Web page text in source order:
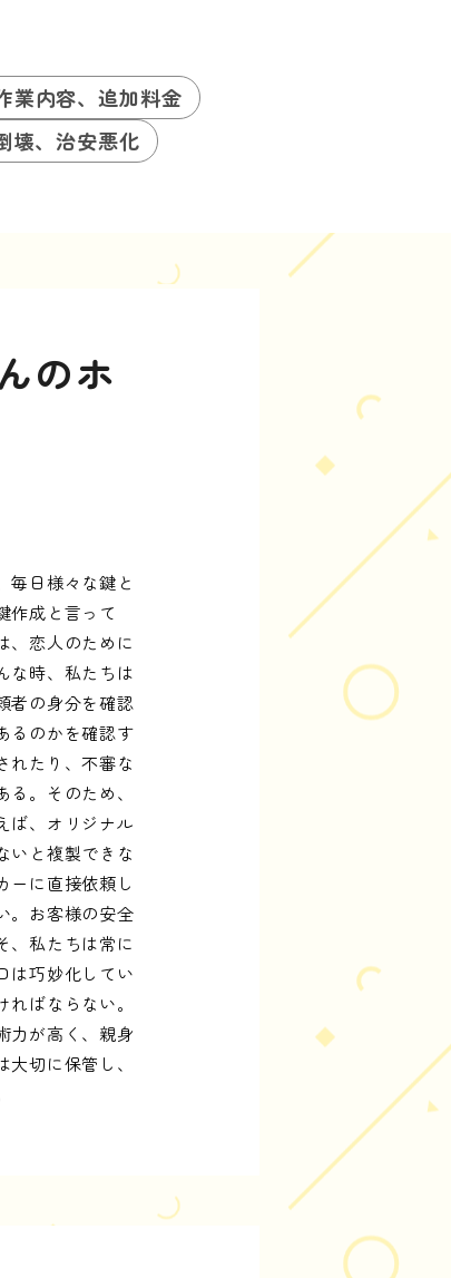
業内容、追加料金
壊、治安悪化
のホ
毎日様々な鍵と
作成と言って
、恋人のために
な時、私たちは
者の身分を確認
るのかを確認す
れたり、不審な
。そのため、
ば、オリジナル
いと複製できな
ーに直接依頼し
。お客様の安全
、私たちは常に
は巧妙化してい
ばならない。
力が高く、親身
切に保管し、